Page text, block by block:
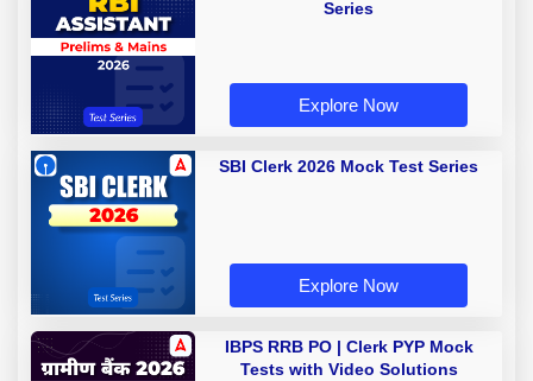
Series
Explore Now
SBI Clerk 2026 Mock Test Series
Explore Now
IBPS RRB PO | Clerk PYP Mock
Tests with Video Solutions